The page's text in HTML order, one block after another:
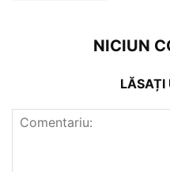
NICIUN
LĂSAȚI